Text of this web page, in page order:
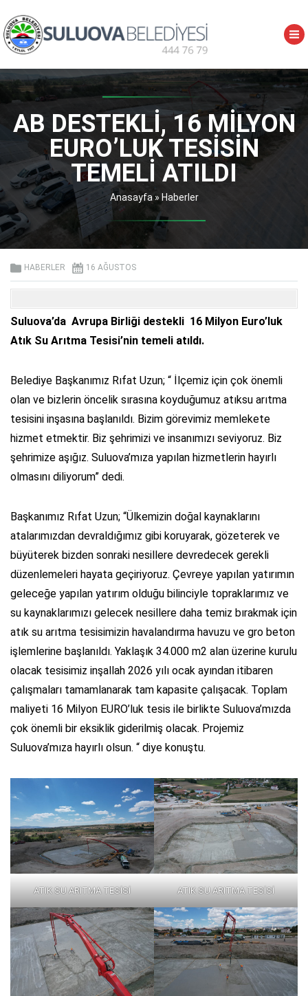
AB DESTEKLİ, 16 MİLYON
EURO’LUK TESİSİN
TEMELİ ATILDI
Anasayfa» Haberler
HABERLER 16 AĞUSTOS
Suluova’da Avrupa Birliği destekli 16 Milyon Euro’luk
Atık Su Arıtma Tesisi’nin temeli atıldı.
Belediye Başkanımız Rıfat Uzun; “ İlçemiz için çok önemli
olan ve bizlerin öncelik sırasına koyduğumuz atıksu arıtma
tesisini inşasına başlanıldı. Bizim görevimiz memlekete
hizmet etmektir. Biz şehrimizi ve insanımızı seviyoruz. Biz
şehrimize aşığız. Suluova’mıza yapılan hizmetlerin hayırlı
olmasını diliyorum” dedi.
Başkanımız Rıfat Uzun; “Ülkemizin doğal kaynaklarını
atalarımızdan devraldığımız gibi koruyarak, gözeterek ve
büyüterek bizden sonraki nesillere devredecek gerekli
düzenlemeleri hayata geçiriyoruz. Çevreye yapılan yatırımın
geleceğe yapılan yatırım olduğu bilinciyle topraklarımız ve
su kaynaklarımızı gelecek nesillere daha temiz bırakmak için
atık su arıtma tesisimizin havalandırma havuzu ve gro beton
işlemlerine başlanıldı. Yaklaşık 34.000 m2 alan üzerine kurulu
olacak tesisimiz inşallah 2026 yılı ocak ayından itibaren
çalışmaları tamamlanarak tam kapasite çalışacak. Toplam
maliyeti 16 Milyon EURO’luk tesis ile birlikte Suluova’mızda
çok önemli bir eksiklik giderilmiş olacak. Projemiz
Suluova’mıza hayırlı olsun. “ diye konuştu.
ATIK SU ARITMA TESİSİ ATIK SU ARITMA TESİSİ